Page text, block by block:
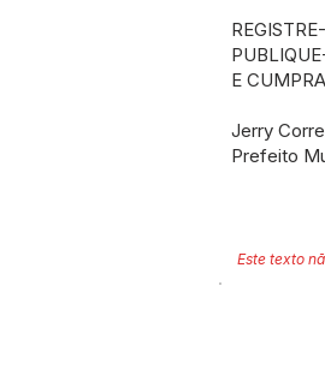
E
Jerry
Prefeito
Este texto